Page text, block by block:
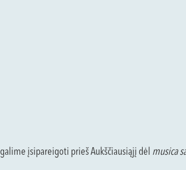
įsipareigoti prieš Aukščiausiąjį dėl musica